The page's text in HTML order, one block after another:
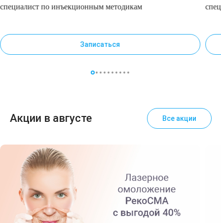
специалист по инъекционным методикам
Записаться
Акции в августе Все акции